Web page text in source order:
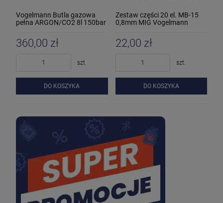
Vogelmann Butla gazowa
pełna ARGON/CO2 8l 150bar
360,00 zł
szt.
DO KOSZYKA
Zestaw części 20 el. MB-15
0,8mm MIG Vogelmann
22,00 zł
szt.
DO KOSZYKA